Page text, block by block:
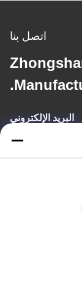
اتصل بنا
البريد الإلكتروني